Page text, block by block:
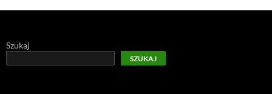
Szukaj
SZUKAJ